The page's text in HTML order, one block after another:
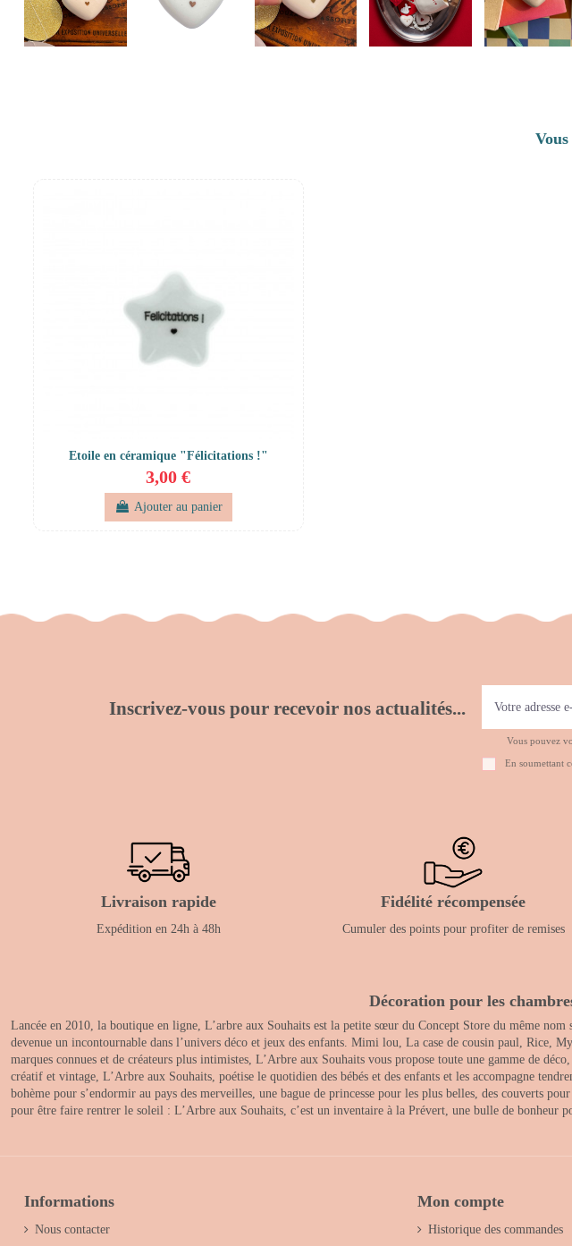
Etoile en céramique "Félicitations !"
3,00 €
Ajouter au panier
Inscrivez-vous pour recevoir nos actualités...
Vous pouvez
En soumettant
Livraison rapide
Expédition en 24h à 48h
Fidélité récompensée
Cumuler des points pour profiter de remises
Décoration pour les
Lancée en 2010, la boutique en ligne, L’arbre aux Souhaits est la petite sœur du Concept Store du même
devenue un incontournable dans l’univers déco et jeux des enfants. Mimi lou, La case de cousin paul,
marques connues et de créateurs plus intimistes, L’Arbre aux Souhaits vous propose toute une gamme de
créatif et vintage, L’Arbre aux Souhaits, poétise le quotidien des bébés et des enfants et les accompagne
bohème pour s’endormir au pays des merveilles, une bague de princesse pour les plus belles, des couverts
pour être faire rentrer le soleil : L’Arbre aux Souhaits, c’est un inventaire à la Prévert, une bulle de bonheur
Informations
Nous contacter
Mon compte
Historique des commandes